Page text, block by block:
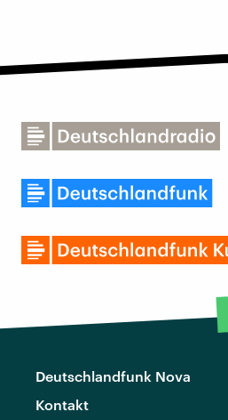
Deutschlandfunk Nova
Kontakt